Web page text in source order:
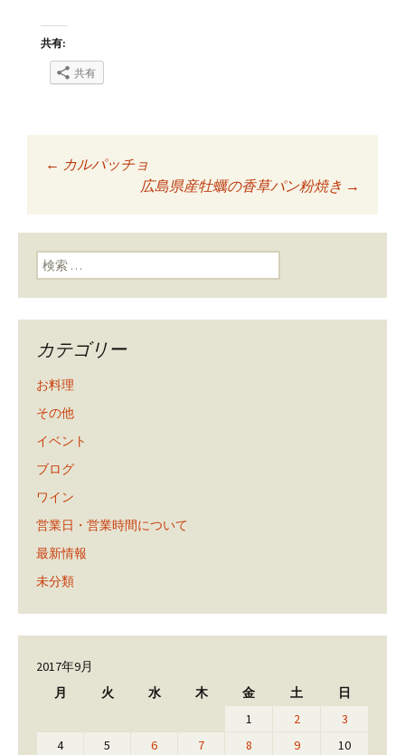
共有:
共有
投稿ナビゲーショ
ン
← カルパッチョ
広島県産牡蠣の香草パン粉焼き →
検索:
カテゴリー
お料理
その他
イベント
ブログ
ワイン
営業日・営業時間について
最新情報
未分類
2017年9月
月
火 水 木 金 土 日
1 2
3
4
5 6 7 8 9
10